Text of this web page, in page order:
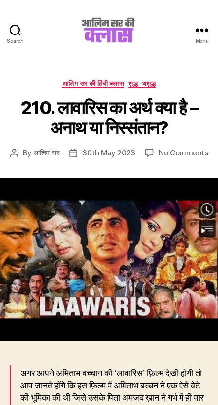
Search
Class
Menu
Categories
आलिम सर की हिंदी क्लास शुद्ध-अशुद्ध
210. लावारिस का अर्थ क्या है –
अनाथ या निस्संतान?
Post
By आलिम सर
Post30th May 2023 No Commentson
क्या
है
–
या
अगर आपने अमिताभ बच्चान की ‘लावारिस’ फ़िल्म देखी होगी तो
आप जानते होंगे कि इस फ़िल्म में अमिताभ बच्चन ने एक ऐसे बेटे
की भूमिका की थी जिसे उसके पिता अमजद ख़ान ने गर्भ में ही मार